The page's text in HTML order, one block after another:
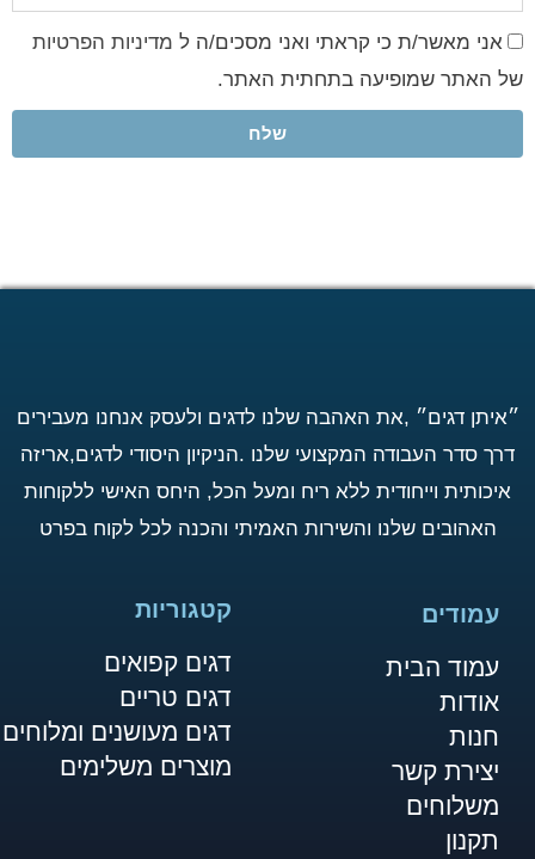
אני מאשר/ת כי קראתי ואני מסכים/ה ל מדיניות הפרטיות
של האתר שמופיעה בתחתית האתר.
שלח
״איתן דגים״ ,את האהבה שלנו לדגים ולעסק אנחנו מעבירים
דרך סדר העבודה המקצועי שלנו .הניקיון היסודי לדגים,אריזה
איכותית וייחודית ללא ריח ומעל הכל, היחס האישי ללקוחות
האהובים שלנו והשירות האמיתי והכנה לכל לקוח בפרט
עמודים
עמוד הבית
אודות
חנות
יצירת קשר
משלוחים
תקנון
קטגוריות
דגים קפואים
דגים טריים
דגים מעושנים ומלוחים
מוצרים משלימים